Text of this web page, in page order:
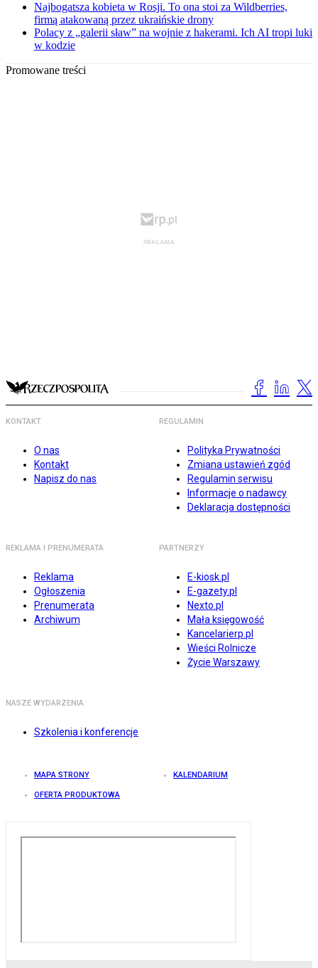
Najbogatsza kobieta w Rosji. To ona stoi za Wildberries,
firmą atakowaną przez ukraińskie drony
Polacy z „galerii sław” na wojnie z hakerami. Ich AI tropi luki
w kodzie
Promowane treści
KONTAKT
O nas
Kontakt
Napisz do nas
REGULAMIN
Polityka Prywatności
Zmiana ustawień zgód
Regulamin serwisu
Informacje o nadawcy
Deklaracja dostępności
REKLAMA I PRENUMERATA
Reklama
Ogłoszenia
Prenumerata
Archiwum
PARTNERZY
E-kiosk.pl
E-gazety.pl
Nexto.pl
Mała księgowość
Kancelarierp.pl
Wieści Rolnicze
Życie Warszawy
NASZE WYDARZENIA
Szkolenia i konferencje
MAPA STRONY KALENDARIUM
OFERTA PRODUKTOWA